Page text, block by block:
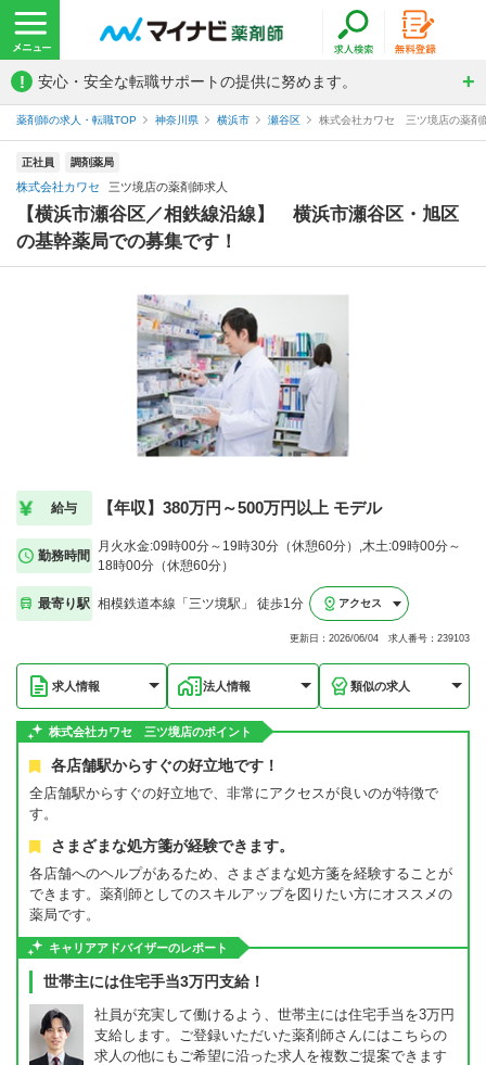
! 安心・安全な転職サポートの提供に努めます。
薬剤師の求人・転職TOP 神奈川県 横浜市 瀬谷区 株式会社カワセ 三ツ境店の薬剤
正社員 調剤薬局
株式会社カワセ 三ツ境店の薬剤師求人
【横浜市瀬谷区／相鉄線沿線】 横浜市瀬谷区・旭区
の基幹薬局での募集です！
給与 【年収】380万円～500万円以上 モデル
勤務時間
月火水金:09時00分～19時30分（休憩60分）,木土:09時00分～
18時00分（休憩60分）
最寄り駅 相模鉄道本線「三ツ境駅」 徒歩1分 アクセス
更新日：2026/06/04 求人番号：239103
求人情報 法人情報 類似の求人
株式会社カワセ 三ツ境店のポイント
各店舗駅からすぐの好立地です！
全店舗駅からすぐの好立地で、非常にアクセスが良いのが特徴で
す。
さまざまな処方箋が経験できます。
各店舗へのヘルプがあるため、さまざまな処方箋を経験することが
できます。薬剤師としてのスキルアップを図りたい方にオススメの
薬局です。
キャリアアドバイザーのレポート
世帯主には住宅手当3万円支給！
社員が充実して働けるよう、世帯主には住宅手当を3万円
支給します。ご登録いただいた薬剤師さんにはこちらの
求人の他にもご希望に沿った求人を複数ご提案できます